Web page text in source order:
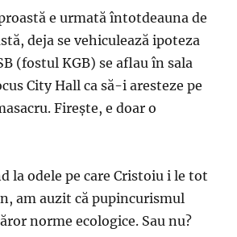
e urmată întotdeauna de
deja se vehiculează ipoteza
(fostul KGB) se aflau în sala
City Hall ca să-i aresteze pe
Fireşte, e doar o
la odele pe care Cristoiu i le tot
am auzit că pupincurismul
norme ecologice. Sau nu?